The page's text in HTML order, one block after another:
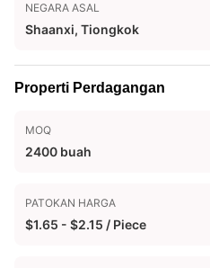
NEGARA ASAL
Shaanxi, Tiongkok
Properti Perdagangan
MOQ
2400 buah
PATOKAN HARGA
$1.65 - $2.15 / Piece